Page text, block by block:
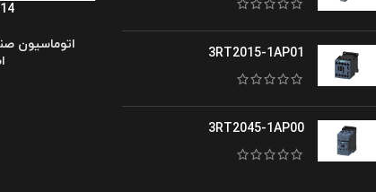
3RT2015-1AP01
3RT2045-1AP00
اتوماسیون